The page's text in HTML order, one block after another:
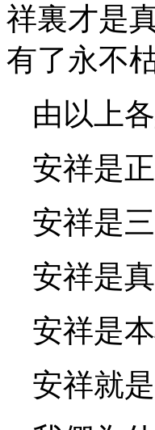
祥裏才是
有了永不
由以上
安祥是
安祥是
安祥是
安祥是
安祥就